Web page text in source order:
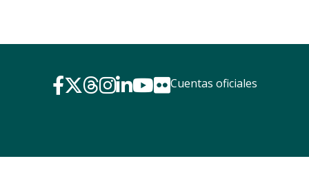
Cuentas oficiales